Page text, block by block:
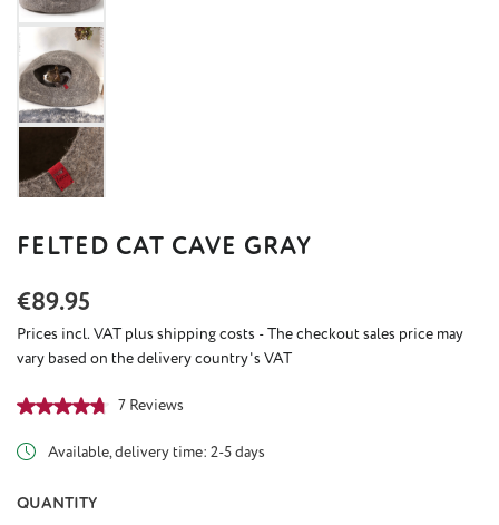
FELTED CAT CAVE GRAY
Regular price:
€89.95
Prices incl. VAT plus shipping costs - The checkout sales price may
vary based on the delivery country's VAT
Average rating of 4.86 out of 5 stars
7 Reviews
Available, delivery time: 2-5 days
QUANTITY